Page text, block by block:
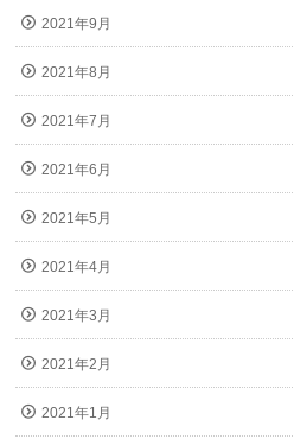
2021年9月
2021年8月
2021年7月
2021年6月
2021年5月
2021年4月
2021年3月
2021年2月
2021年1月